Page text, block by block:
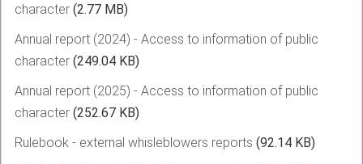
character (2.77 MB)
Annual report (2024) - Access to information of public
character (249.04 KB)
Annual report (2025) - Access to information of public
character (252.67 KB)
Rulebook - external whisleblowers reports (92.14 KB)